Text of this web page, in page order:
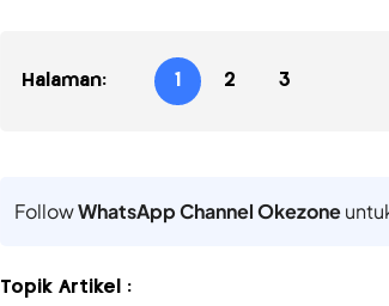
Halaman: 1 2 3
FollowWhatsApp Channel Okezone
Topik Artikel :